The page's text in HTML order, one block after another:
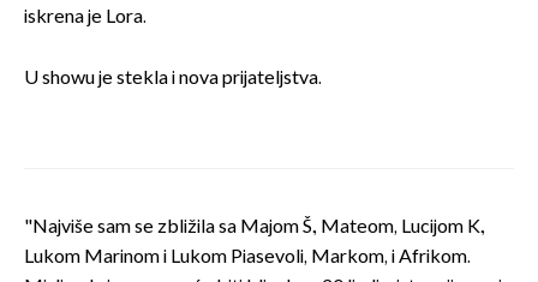
iskrena je Lora.
U showu je stekla i nova prijateljstva.
"Najviše sam se zbližila sa Majom Š., Mateom, Lucijom K.,
Lukom Marinom i Lukom Piasevoli, Markom, i Afrikom.